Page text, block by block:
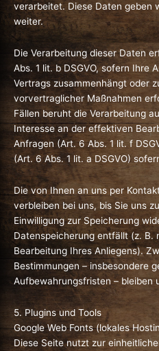
verarbeitet. Diese Daten geben
weiter.
Die Verarbeitung dieser Daten
Abs. 1 lit. b DSGVO, sofern Ihre
Vertrags zusammenhängt oder
vorvertraglicher Maßnahmen
Fällen beruht die Verarbeitung
Interesse an der effektiven
Anfragen (Art. 6 Abs. 1 lit. f
(Art. 6 Abs. 1 lit. a DSGVO)
Die von Ihnen an uns per
verbleiben bei uns, bis Sie uns
Einwilligung zur Speicherung
Datenspeicherung entfällt (z. B.
Bearbeitung Ihres Anliegens).
Bestimmungen – insbesondere
Aufbewahrungsfristen – bleiben
5. Plugins und Tools
Google Web Fonts (lokales
Diese Seite nutzt zur